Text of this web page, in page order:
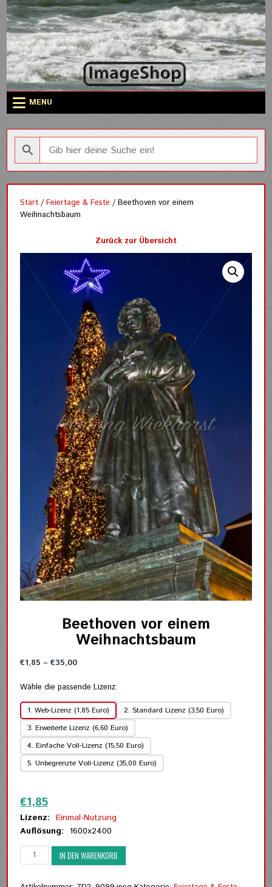
Skip
to
content
MENU
Start /Feiertage & Feste / Beethoven vor einem
Weihnachtsbaum
Zurück zur Übersicht
Beethoven vor einem
Weihnachtsbaum
€1,85 –€35,00Preisspanne:
bis
€35,00
Wähle die passende Lizenz:
1. Web-Lizenz (1,85 Euro)
2. Standard Lizenz (3,50 Euro)
3. Erweiterte Lizenz (6,60 Euro)
4. Einfache Voll-Lizenz (15,50 Euro)
5. Unbegrenzte Voll-Lizenz (35,00 Euro)
€1,85
Lizenz: Einmal-Nutzung
Auflösung: 1600x2400
Beethoven
vor
IN DEN WARENKORB